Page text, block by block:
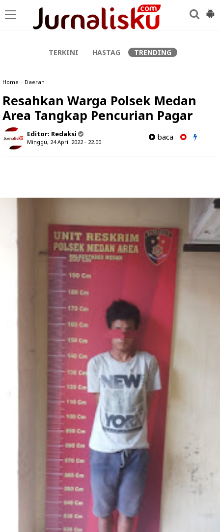
TERKINI HASTAG TRENDING
Home » Daerah
Resahkan Warga Polsek Medan
Area Tangkap Pencurian Pagar
Editor: Redaksi
Minggu, 24 April 2022 - 22.00
baca